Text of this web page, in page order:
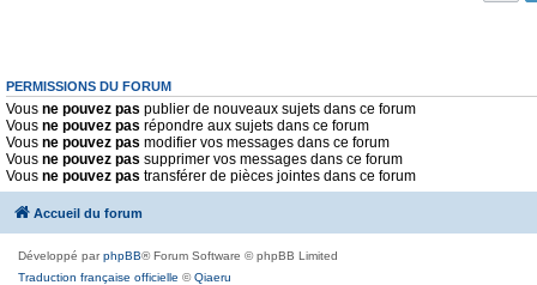
PERMISSIONS DU FORUM
Vous ne pouvez pas publier de nouveaux sujets dans ce forum
Vous ne pouvez pas répondre aux sujets dans ce forum
Vous ne pouvez pas modifier vos messages dans ce forum
Vous ne pouvez pas supprimer vos messages dans ce forum
Vous ne pouvez pas transférer de pièces jointes dans ce forum
Accueil du forum
Développé parphpBB® Forum Software © phpBB Limited
Traduction française officielle ©Qiaeru